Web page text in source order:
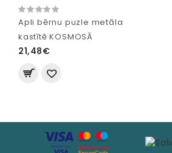
Apli bērnu puzle metāla
kastītē KOSMOSĀ
21,48€